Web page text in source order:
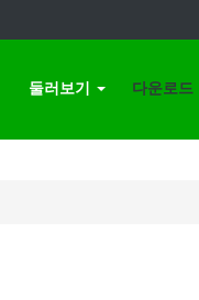
둘러보기 다운로드